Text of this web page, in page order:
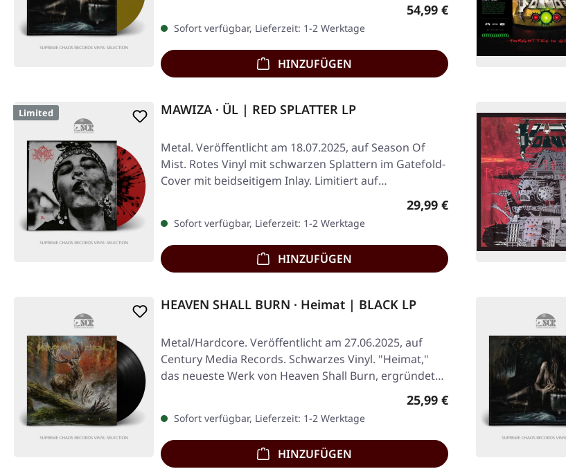
Regulärer Preis:
54,99 €
Sofort verfügbar, Lieferzeit: 1-2 Werktage
HINZUFÜGEN
Limited MAWIZA · ÜL | RED SPLATTER LP
Metal. Veröffentlicht am 18.07.2025, auf Season Of
Mist. Rotes Vinyl mit schwarzen Splattern im Gatefold-
Cover mit beidseitigem Inlay. Limitiert auf…
Regulärer Preis:
29,99 €
Sofort verfügbar, Lieferzeit: 1-2 Werktage
HINZUFÜGEN
HEAVEN SHALL BURN · Heimat | BLACK LP
Metal/Hardcore. Veröffentlicht am 27.06.2025, auf
Century Media Records. Schwarzes Vinyl. "Heimat,"
das neueste Werk von Heaven Shall Burn, ergründet…
Regulärer Preis:
25,99 €
Sofort verfügbar, Lieferzeit: 1-2 Werktage
HINZUFÜGEN